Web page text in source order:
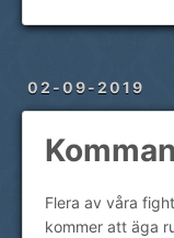
02-09-2019
Flera av våra
kommer att äga